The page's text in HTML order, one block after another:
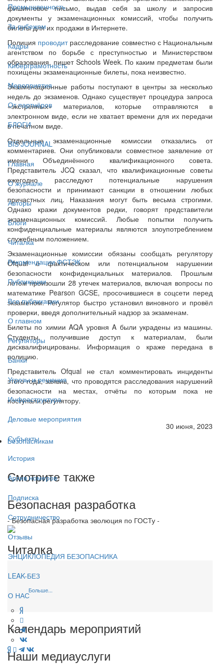
Промышленность
За рубежом
Кадры
Киберграмотность
Мероприятия
От партнёров
БЛОГИ
BIS JOURNAL
Главная
О журнале
Авторы
Блоги
Читалка
Рекомендации ФСТЭК
Публикации
Все публикации
О главном
Регуляторы
Банки
Угрозы и решения
Инфраструктура
Деловые мероприятия
Субъекты
История
Архив номеров
Подписка
Сотрудничество
Отзывы
ЭНЦИКЛОПЕДИЯ БЕЗОПАСНИКА
LEAK-БЕЗ
О НАС
фишинговое письмо, выдав себя за школу и запросив
документы у экзаменационных комиссий, чтобы получить
билеты для их продажи в Интернете.
Полиция проводитрасследование совместно с Национальным
агентством по борьбе с преступностью и Министерством
образования, пишет Schools Week. По каким предметам были
похищены экзаменационные билеты, пока неизвестно.
Экзаменационные работы поступают в центры за несколько
недель до экзаменов. Однако существует процедура запроса
«экстренных» материалов, которые отправляются в
электронном виде, если не хватает времени для их передачи
в печатном виде.
Отдельные экзаменационные комиссии отказались от
комментариев. Они опубликовали совместное заявление от
имени Объединённого квалификационного совета.
Представитель JCQ сказал, что квалификационные советы
ежегодно расследуют потенциальные нарушения
безопасности и принимают санкции в отношении любых
причастных лиц. Наказания могут быть весьма строгими.
Однако кражи документов редки, говорят представители
экзаменационных комиссий. Любые попытки получить
конфиденциальные материалы являются злоупотреблением
служебным положением.
Экзаменационные комиссии обязаны сообщать регулятору
Ofqual о фактическом или потенциальном нарушении
безопасности конфиденциальных материалов. Прошлым
летом произошли 28 утечек материалов, включая вопросы по
математике Pearson GCSE, просочившиеся в соцсети перед
экзаменом. Регулятор быстро установил виновного и провёл
проверки, введя дополнительный надзор за экзаменам.
Билеты по химии AQA уровня A были украдены из машины.
Студенты, получившие доступ к материалам, были
дисквалифицированы. Информация о краже передана в
полицию.
Представитель Ofqual не стал комментировать инциденты
этого года, заявив, что проводятся расследования нарушений
безопасности на местах, отчёты по которым пока не
поступали регулятору.
30 июня, 2023
Безопасникам
Смотрите также
Безопасная разработка
- Безопасная разработка эволюция по ГОСТу -
Читалка
Больше...
Календарь мероприятий
Наши медиауслуги